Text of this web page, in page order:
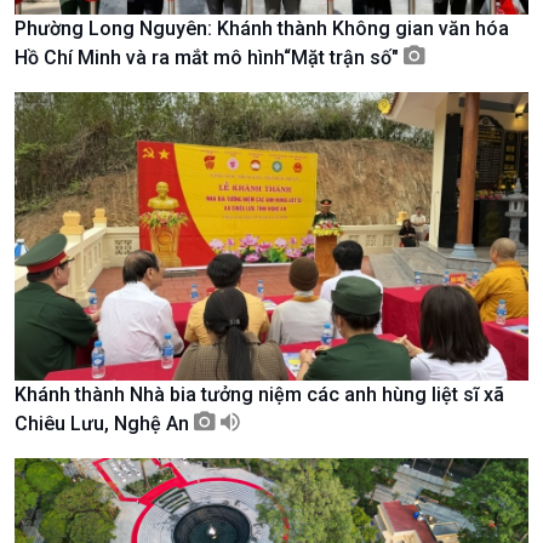
Kinh tế
Tin Kinh tế
Trước giờ mở cửa
Dòng chảy Kinh tế
Sức sống hàng Việt
Khởi nghiệp
Tuyên chiến với gian lận
thương mại
Nông nghiệp & Biển đảo
Tin Nông nghiệp & Biển
đảo
Mùa vàng
Tâm tình biên giới và hải
đảo
Tìm hiểu biển, đảo Việt
Phường Long Nguyên: Khánh thành Không gian văn hóa
Hồ Chí Minh và ra mắt mô hình“Mặt trận số"
Khánh thành Nhà bia tưởng niệm các anh hùng liệt sĩ xã
Chiêu Lưu, Nghệ An